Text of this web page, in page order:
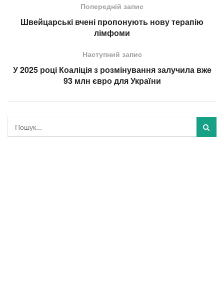
Попередній запис
Швейцарські вчені пропонують нову терапію
лімфоми
Наступний запис
У 2025 році Коаліція з розмінування залучила вже
93 млн євро для України